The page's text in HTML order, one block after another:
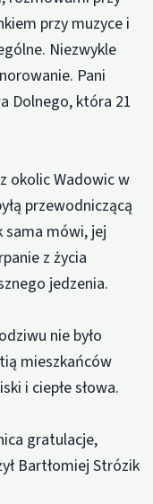
przy muzyce i
Niezwykle
Pani
Dolnego, która 21
okolic Wadowic w
przewodniczącą
sama mówi, jej
z życia
jedzenia.
nie było
mieszkańców
i ciepłe słowa.
gratulacje,
Bartłomiej Strózik